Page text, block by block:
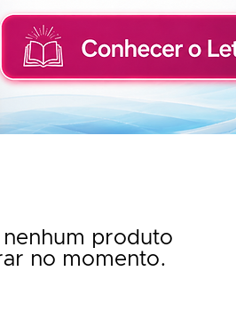
nenhum produto
no momento.